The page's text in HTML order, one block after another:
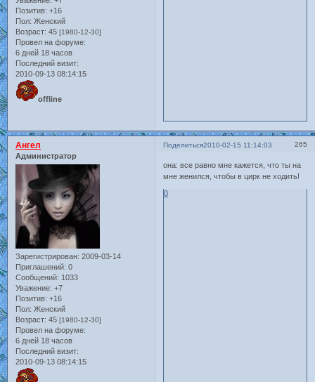
Позитив: +16
Пол: Женский
Возраст: 45 [1980-12-30]
Провел на форуме:
6 дней 18 часов
Последний визит:
2010-09-13 08:14:15
offline
Поделиться 265
2010-02-15 11:14:03
Ангел
Администратор
Зарегистрирован: 2009-03-14
Приглашений: 0
Сообщений: 1033
Уважение: +7
Позитив: +16
Пол: Женский
Возраст: 45 [1980-12-30]
Провел на форуме:
6 дней 18 часов
Последний визит:
2010-09-13 08:14:15
она: все равно мне кажется, что ты на
мне женился, чтобы в цирк не ходить!
0